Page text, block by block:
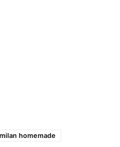
homemade